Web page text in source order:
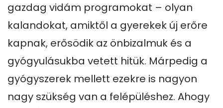
gazdag vidám programokat – olyan
kalandokat, amiktől a gyerekek új erőre
kapnak, erősödik az önbizalmuk és a
gyógyulásukba vetett hitük. Márpedig a
gyógyszerek mellett ezekre is nagyon
nagy szükség van a felépüléshez. Ahogy